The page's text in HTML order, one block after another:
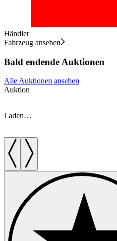
Händler
Fahrzeug ansehen
Bald endende Auktionen
Alle Auktionen ansehen
Auktion
Laden…